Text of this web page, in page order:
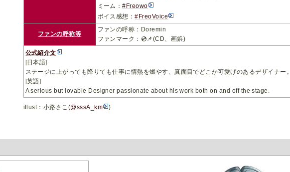
ミーム：#Freowo
ボイス感想：#FreoVoice
ファンの呼称等
ファンの呼称：Doremin
ファンマーク：💿📌(CD、画鋲)
公式紹介文
[日本語]
ステージに上がっても降りても仕事に情熱を燃やす、真面目でどこか可愛げのあるデザイナー。
[英語]
A serious but lovable Designer passionate about his work both on and off the stage.
illust：小路さこ(@sssA_km )